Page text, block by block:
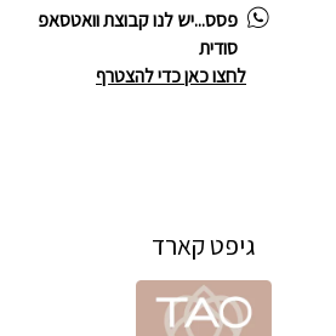
פסס...יש לנו קבוצת וואטסאפ
סודית
לחצו כאן כדי להצטרף
גיפט קארד